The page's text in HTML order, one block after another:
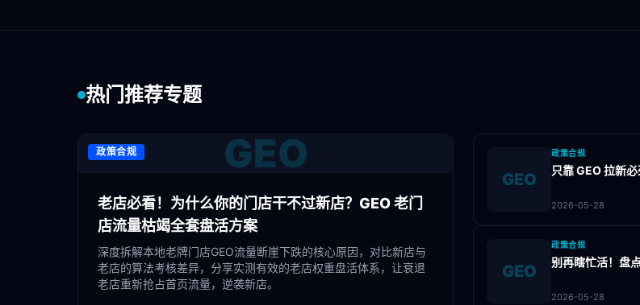
热门推荐专题
政策合规 GEO
老店必看！为什么你的门店干不过新店？GEO 老门
店流量枯竭全套盘活方案
深度拆解本地老牌门店GEO流量断崖下跌的核心原因，对比新店与
老店的算法考核差异，分享实测有效的老店权重盘活体系，让衰退
老店重新抢占首页流量，逆袭新店。
GEO
政策合规
只靠 GEO 拉新
2026-05-28
GEO
政策合规
别再瞎忙活！盘
2026-05-28